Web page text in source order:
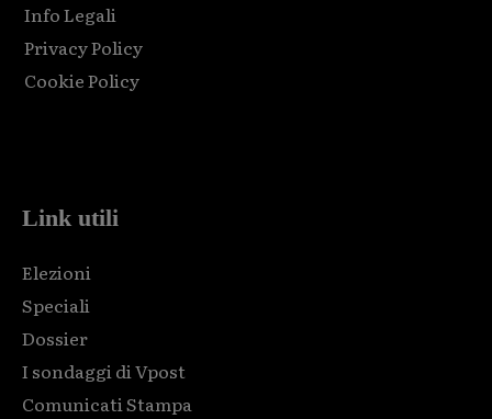
Info Legali
Privacy Policy
Cookie Policy
Link utili
Elezioni
Speciali
Dossier
I sondaggi di Vpost
Comunicati Stampa